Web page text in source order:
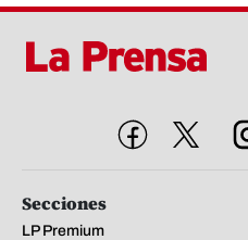
Secciones
LP Premium